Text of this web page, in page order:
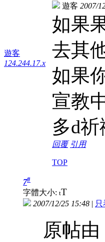
遊客
124.244.17.x
遊客 2007/
如果
去其
如果
宣教
多d
回覆 引用
TOP
7#
字體大小: tT
2007/12/25 15:48 |
原帖由